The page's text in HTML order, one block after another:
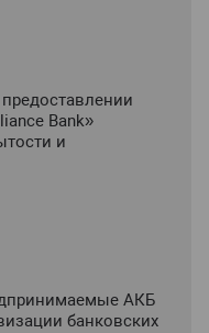
Bank»
и
АКБ
банковских